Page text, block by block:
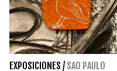
EXPOSICIONES / SAO PAULO